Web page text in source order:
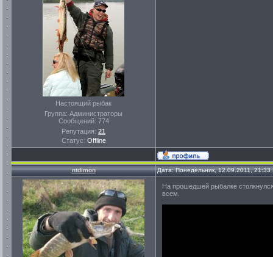
Настоящий рыбак
Группа: Администраторы
Сообщений: 774
Репутация: 21
Статус: Offline
ntdimon Дата: Понедельник, 12.09.2011,
На прошедшей рыбалке
всем.